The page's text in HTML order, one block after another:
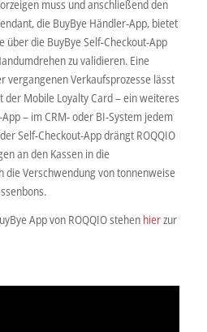
muss und anschließend den
die BuyBye Händler-App, bietet
über die BuyBye Self-Checkout-App
zu validieren. Eine
vergangenen Verkaufsprozesse lässt
Mobile Loyalty Card – ein weiteres
– im CRM- oder BI-System jedem
Self-Checkout-App drängt ROQQIO
an den Kassen in die
die Verschwendung von tonnenweise
App von ROQQIO stehen hierzur